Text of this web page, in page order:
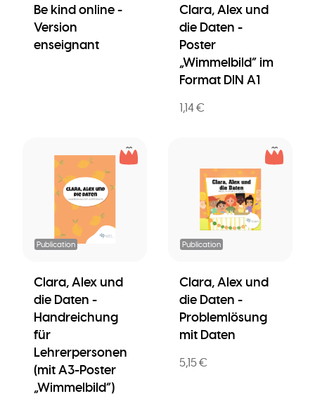
Be kind online -
Version
enseignant
Clara, Alex und
die Daten -
Poster
„Wimmelbild” im
Format DIN A1
1,14 €
Publication
Clara, Alex und
die Daten -
Handreichung
für
Lehrerpersonen
(mit A3-Poster
„Wimmelbild”)
Publication
Clara, Alex und
die Daten -
Problemlösung
mit Daten
5,15 €